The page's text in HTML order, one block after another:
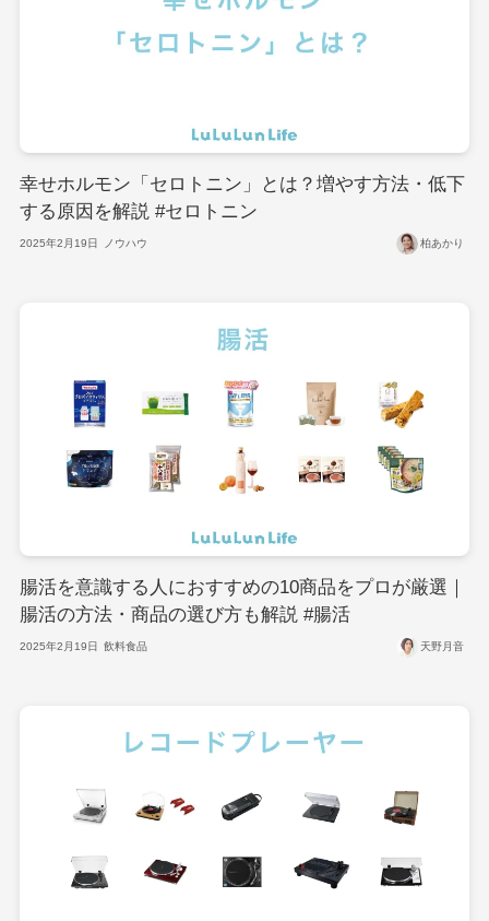
幸せホルモン「セロトニン」とは？増やす方法・低下
する原因を解説 #セロトニン
2025年2月19日 ノウハウ 柏あかり
腸活を意識する人におすすめの10商品をプロが厳選｜
腸活の方法・商品の選び方も解説 #腸活
2025年2月19日 飲料食品 天野月音